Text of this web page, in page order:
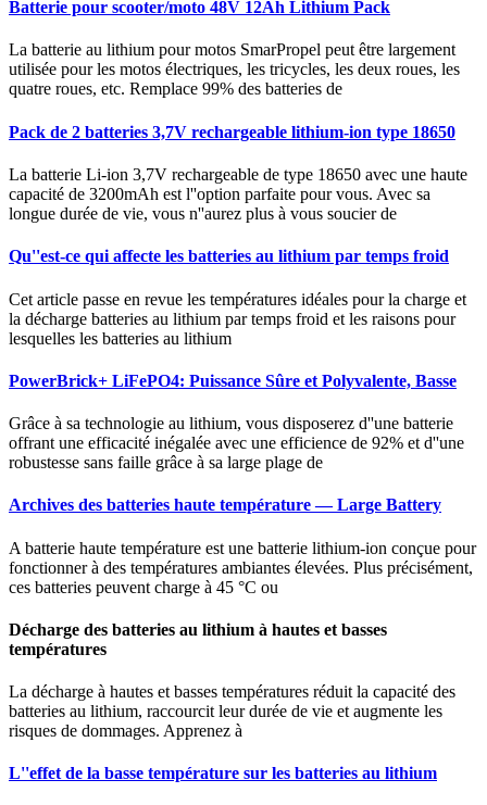
Batterie pour scooter/moto 48V 12Ah Lithium Pack
La batterie au lithium pour motos SmarPropel peut être largement
utilisée pour les motos électriques, les tricycles, les deux roues, les
quatre roues, etc. Remplace 99% des batteries de
Pack de 2 batteries 3,7V rechargeable lithium-ion type 18650
La batterie Li-ion 3,7V rechargeable de type 18650 avec une haute
capacité de 3200mAh est l''option parfaite pour vous. Avec sa
longue durée de vie, vous n''aurez plus à vous soucier de
Qu''est-ce qui affecte les batteries au lithium par temps froid
Cet article passe en revue les températures idéales pour la charge et
la décharge batteries au lithium par temps froid et les raisons pour
lesquelles les batteries au lithium
PowerBrick+ LiFePO4: Puissance Sûre et Polyvalente, Basse
Grâce à sa technologie au lithium, vous disposerez d''une batterie
offrant une efficacité inégalée avec une efficience de 92% et d''une
robustesse sans faille grâce à sa large plage de
Archives des batteries haute température — Large Battery
A batterie haute température est une batterie lithium-ion conçue pour
fonctionner à des températures ambiantes élevées. Plus précisément,
ces batteries peuvent charge à 45 °C ou
Décharge des batteries au lithium à hautes et basses
températures
La décharge à hautes et basses températures réduit la capacité des
batteries au lithium, raccourcit leur durée de vie et augmente les
risques de dommages. Apprenez à
L''effet de la basse température sur les batteries au lithium